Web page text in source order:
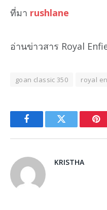
ที่มา rushlane
อ่านข่าวสาร Royal
goan classic 350 royal
FacebookTwitter
KRISTHA